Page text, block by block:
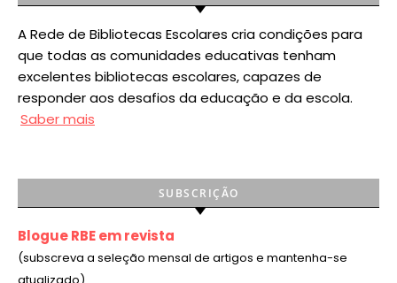
A Rede de Bibliotecas Escolares cria condições para
que todas as comunidades educativas tenham
excelentes bibliotecas escolares, capazes de
responder aos desafios da educação e da escola.
Saber mais
SUBSCRIÇÃO
Blogue RBE em revista
(subscreva a seleção mensal de artigos e mantenha-se